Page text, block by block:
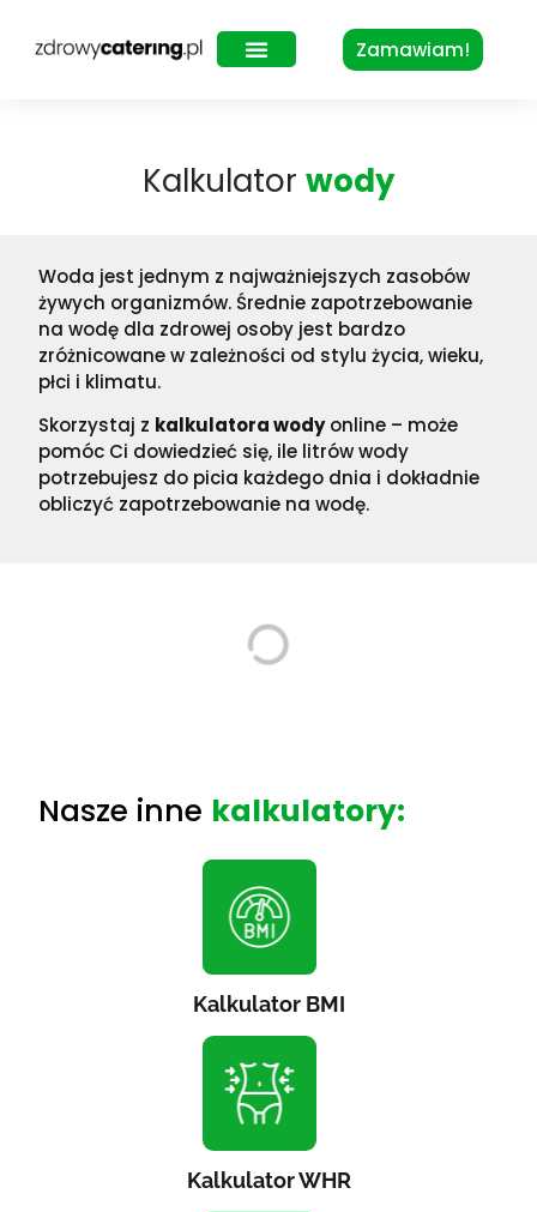
Zamawiam!
Kalkulator wody
Woda jest jednym z najważniejszych zasobów
żywych organizmów. Średnie zapotrzebowanie
na wodę dla zdrowej osoby jest bardzo
zróżnicowane w zależności od stylu życia, wieku,
płci i klimatu.
Skorzystaj z kalkulatora wodyonline – może
pomóc Ci dowiedzieć się, ile litrów wody
potrzebujesz do picia każdego dnia i dokładnie
obliczyć zapotrzebowanie na wodę.
Nasze inne kalkulatory:
Kalkulator BMI
Kalkulator WHR